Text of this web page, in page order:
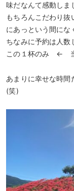
味だなんて感動しま
もちろんこだわり抜
にあっという間にな
ちなみに予約は人数
この１杯のみ ← 当
あまりに幸せな時間
(笑)